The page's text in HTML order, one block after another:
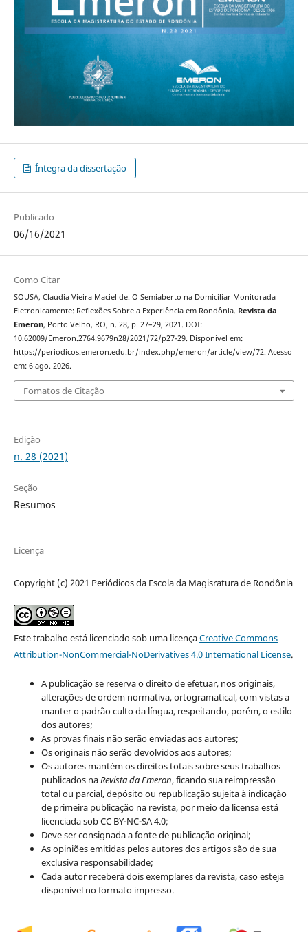
Íntegra da dissertação
Publicado
06/16/2021
Como Citar
SOUSA, Claudia Vieira Maciel de. O Semiaberto na Domiciliar Monitorada
Eletronicamente: Reflexões Sobre a Experiência em Rondônia. Revista da
Emeron, Porto Velho, RO, n. 28, p. 27–29, 2021. DOI:
10.62009/Emeron.2764.9679n28/2021/72/p27-29. Disponível em:
https://periodicos.emeron.edu.br/index.php/emeron/article/view/72. Acesso
em: 6 ago. 2026.
Fomatos de Citação
Edição
n. 28 (2021)
Seção
Resumos
Licença
Copyright (c) 2021 Periódicos da Escola da Magisratura de Rondônia
Este trabalho está licenciado sob uma licençaCreative Commons
Attribution-NonCommercial-NoDerivatives 4.0 International License.
A publicação se reserva o direito de efetuar, nos originais,
alterações de ordem normativa, ortogramatical, com vistas a
manter o padrão culto da língua, respeitando, porém, o estilo
dos autores;
As provas finais não serão enviadas aos autores;
Os originais não serão devolvidos aos autores;
Os autores mantém os direitos totais sobre seus trabalhos
publicados naRevista da Emeron, ficando sua reimpressão
total ou parcial, depósito ou republicação sujeita à indicação
de primeira publicação na revista, por meio da licensa está
licenciada sob CC BY-NC-SA 4.0;
Deve ser consignada a fonte de publicação original;
As opiniões emitidas pelos autores dos artigos são de sua
exclusiva responsabilidade;
Cada autor receberá dois exemplares da revista, caso esteja
disponível no formato impresso.